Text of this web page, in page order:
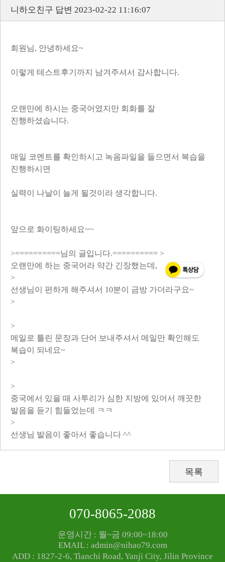
니하오친구 답변 2023-02-22 11:16:07
회원님, 안녕하세요~
이렇게 테스트후기까지 남겨주셔서 감사합니다.
오랜만에 하시는 중국어였지만 회화를 잘
진행하셨습니다.
매일 코멘트를 확인하시고 녹음파일을 들으면서 복습을
진행하시면
실력이 나날이 늘게 될것이라 생각합니다.
앞으로 화이팅하세요~~
>==========님의 글입니다.========== >
오랜만에 하는 중국어라 약간 긴장했는데,
>
선생님이 편하게 해주셔서 10분이 금방 가더라구요~
>
>
메일로 틀린 문장과 단어 보내주셔서 메일만 확인해도
복습이 되네요~
>
>
중국에서 있을 때 사투리가 심한 지방에 있어서 깨끗한
발음을 듣기 힘들었는데 ㅋㅋ
>
선생님 발음이 좋아서 좋습니다 ^^
목록
070-8065-2088
운영시간 : 월~금 09:00~18:00
EMAIL : admin@nihao79.com
ADD : 1827-2-6, Tianchi Road, Yanji City, Jilin Province